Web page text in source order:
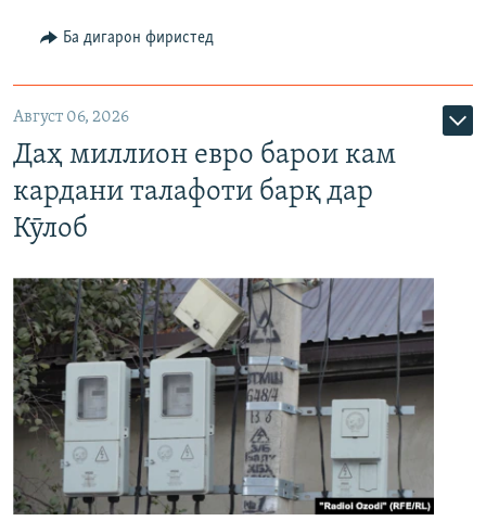
Ба дигарон фиристед
Август 06, 2026
Даҳ миллион евро барои кам
кардани талафоти барқ дар
Кӯлоб